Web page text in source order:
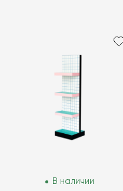
В наличии